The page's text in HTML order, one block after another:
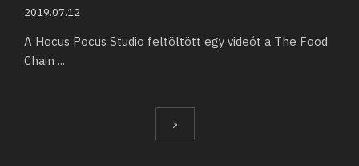
2019.07.12
A Hocus Pocus Studio feltöltött egy videót a The Food
Chain ...
>